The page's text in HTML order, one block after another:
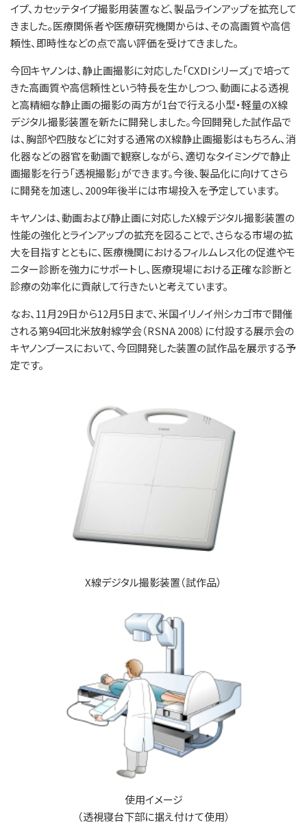
イプ、カセッテタイプ撮影用装置など、製品ラインアップを拡充して
きました。医療関係者や医療研究機関からは、その高画質や高信
頼性、即時性などの点で高い評価を受けてきました。
今回キヤノンは、静止画撮影に対応した「CXDIシリーズ」で培って
きた高画質や高信頼性という特長を生かしつつ、動画による透視
と高精細な静止画の撮影の両方が1台で行える小型・軽量のX線
デジタル撮影装置を新たに開発しました。今回開発した試作品で
は、胸部や四肢などに対する通常のX線静止画撮影はもちろん、消
化器などの器官を動画で観察しながら、適切なタイミングで静止
画撮影を行う「透視撮影」ができます。今後、製品化に向けてさら
に開発を加速し、2009年後半には市場投入を予定しています。
キヤノンは、動画および静止画に対応したX線デジタル撮影装置の
性能の強化とラインアップの拡充を図ることで、さらなる市場の拡
大を目指すとともに、医療機関におけるフィルムレス化の促進やモ
ニター診断を強力にサポートし、医療現場における正確な診断と
診療の効率化に貢献して行きたいと考えています。
なお、11月29日から12月5日まで、米国イリノイ州シカゴ市で開催
される第94回北米放射線学会（RSNA 2008）に付設する展示会の
キヤノンブースにおいて、今回開発した装置の試作品を展示する予
定です。
X線デジタル撮影装置（試作品）
使用イメージ
（透視寝台下部に据え付けて使用）